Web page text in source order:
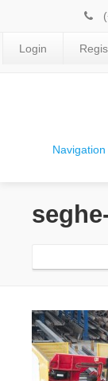
Login
Navigation